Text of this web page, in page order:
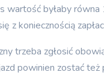
wartość byłaby
z koniecznością
trzeba zgłosić
powinien zostać